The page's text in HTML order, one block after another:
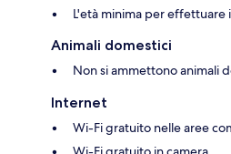
L'età minima per effettuare
Animali domestici
Non si ammettono animali
Internet
Wi-Fi gratuito nelle aree